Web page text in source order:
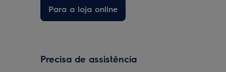
Para a loja online
Precisa de assistência